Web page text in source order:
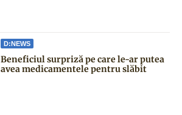
D:NEWS
Beneficiul surpriză pe care le-ar putea
avea medicamentele pentru slăbit